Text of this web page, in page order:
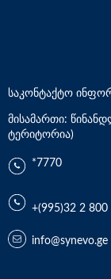
საკონტაქტო
მისამართი:
ტერიტორია)
*7770
+(995)32 2 800
info@synevo.ge